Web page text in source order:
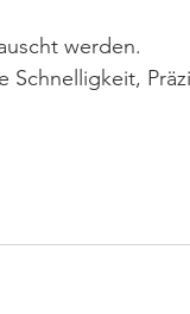
werden.
Schnelligkeit,